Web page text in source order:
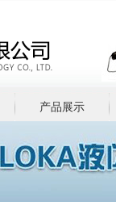
产品展示